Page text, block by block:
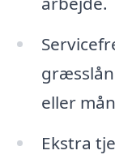
eller
Ekstra